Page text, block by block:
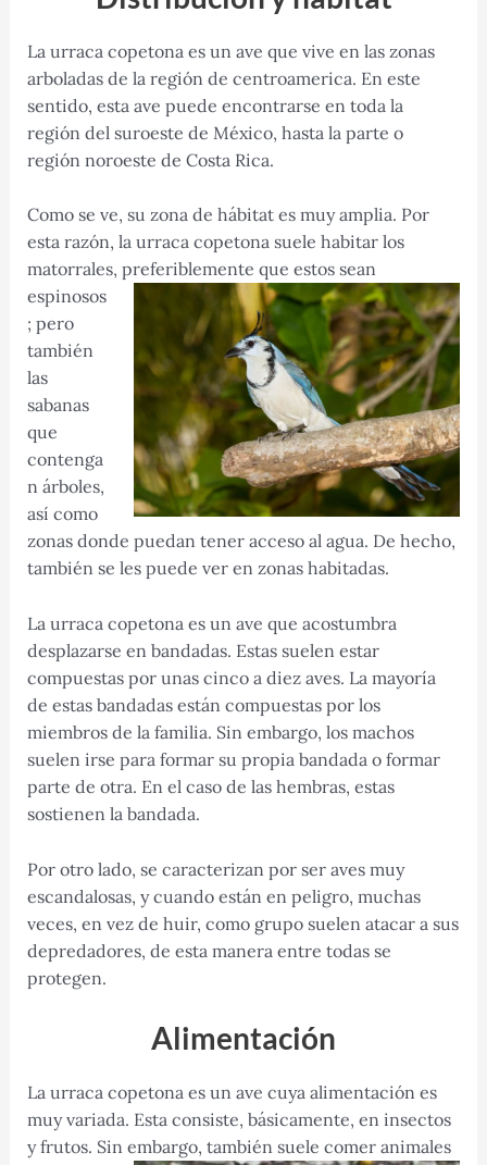
La urraca copetona es un ave que vive en las zonas
arboladas de la región de centroamerica. En este
sentido, esta ave puede encontrarse en toda la
región del suroeste de México, hasta la parte o
región noroeste de Costa Rica.
Como se ve, su zona de hábitat es muy amplia. Por
esta razón, la urraca copetona suele habitar los
matorrales, preferiblemente que estos sean
espinosos
; pero
también
las
sabanas
que
contenga
n árboles,
así como
zonas donde puedan tener acceso al agua. De hecho,
también se les puede ver en zonas habitadas.
La urraca copetona es un ave que acostumbra
desplazarse en bandadas. Estas suelen estar
compuestas por unas cinco a diez aves. La mayoría
de estas bandadas están compuestas por los
miembros de la familia. Sin embargo, los machos
suelen irse para formar su propia bandada o formar
parte de otra. En el caso de las hembras, estas
sostienen la bandada.
Por otro lado, se caracterizan por ser aves muy
escandalosas, y cuando están en peligro, muchas
veces, en vez de huir, como grupo suelen atacar a sus
depredadores, de esta manera entre todas se
protegen.
Alimentación
La urraca copetona es un ave cuya alimentación es
muy variada. Esta consiste, básicamente, en insectos
y frutos. Sin embargo, también suele comer animales